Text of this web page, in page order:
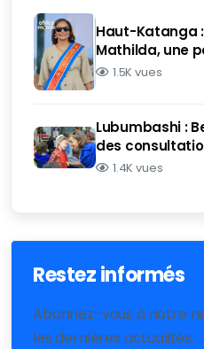
Haut-Katanga
Mathilda, une
1.5K vues
Lubumbashi :
des
1.4K vues
Restez informés
Abonnez-vous à notre
les dernières actualités.